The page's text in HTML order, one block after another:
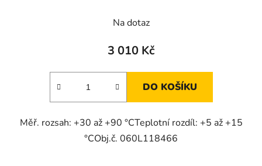
hodnocení
produktu
3,0
hvězdiček.
Na dotaz
3 010 Kč
DO KOŠÍKU
Měř. rozsah: +30 až +90 °CTeplotní rozdíl: +5 až +15
°CObj.č. 060L118466